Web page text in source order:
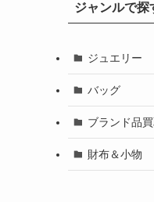
ジャンルで探
ジュエリー
バッグ
ブランド品買
財布＆小物